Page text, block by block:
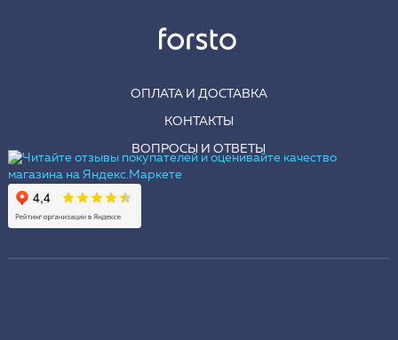
ОПЛАТА И ДОСТАВКА
КОНТАКТЫ
ВОПРОСЫ И ОТВЕТЫ